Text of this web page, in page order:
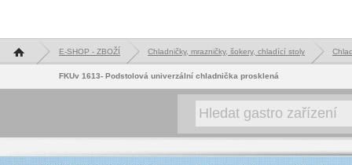
Hlavní stránka E-SHOP - ZBOŽÍ Chladničky, mrazničky, šokery, chladící stoly
FKUv 1613- Podstolová univerzální chladnička prosklená